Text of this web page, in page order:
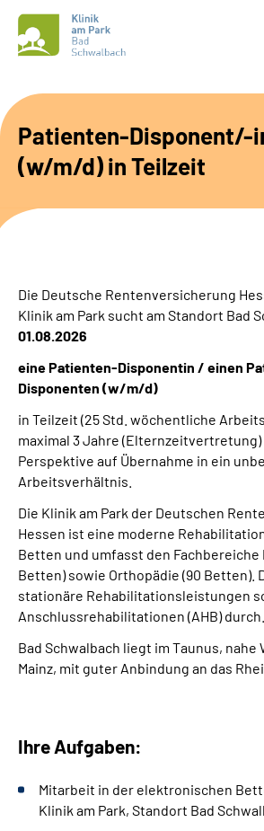
Unsere Angebote
Service
Sozialdienste & Zuweisende
Suche
Leichte Sprache
Gebärdensprache
Login
Patienten-Disponent/-
(w/m/d) in Teilzeit
Die Deutsche Rentenversicherung
Klinik am Park sucht am Standort Bad
01.08.2026
eine Patienten-Disponentin / einen
Disponenten (w/m/d)
in Teilzeit (25 Std. wöchentliche
maximal 3 Jahre
Perspektive auf Übernahme in ein
Arbeitsverhältnis.
Die Klinik am Park der Deutschen
Hessen ist eine moderne
Betten und umfasst den Fachbereiche
Betten) sowie Orthopädie (90 Betten).
stationäre Rehabilitationsleistungen
Anschlussrehabilitationen (AHB) durch.
Bad Schwalbach liegt im Taunus, nahe
Mainz, mit guter Anbindung an das
Ihre Aufgaben:
Mitarbeit in der elektronischen
Klinik am Park, Standort Bad